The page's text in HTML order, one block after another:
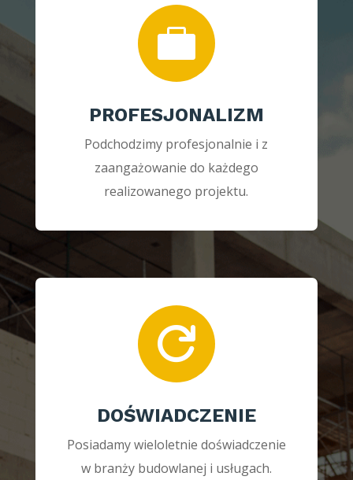

PROFESJONALIZM
Podchodzimy profesjonalnie i z
zaangażowanie do każdego
realizowanego projektu.

DOŚWIADCZENIE
Posiadamy wieloletnie doświadczenie
w branży budowlanej i usługach.